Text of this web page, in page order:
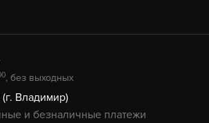
, без выходных
Владимир)
и безналичные платежи